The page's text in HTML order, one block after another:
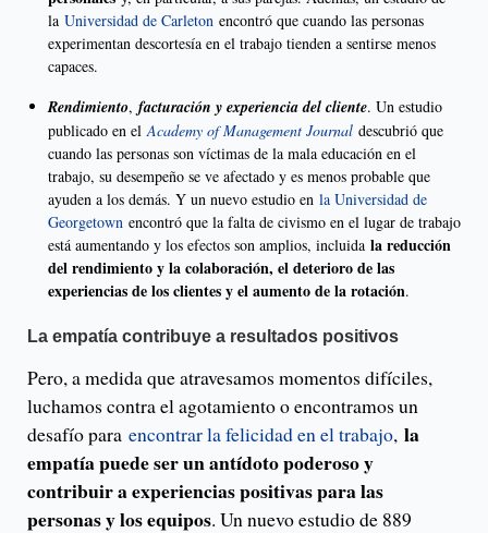
la Universidad de Carleton encontró que cuando las personas
experimentan descortesía en el trabajo tienden a sentirse menos
capaces.
Rendimiento, facturación y experiencia del cliente. Un estudio
publicado en elAcademy of Management Journal descubrió que
cuando las personas son víctimas de la mala educación en el
trabajo, su desempeño se ve afectado y es menos probable que
ayuden a los demás. Y un nuevo estudio en la Universidad de
Georgetown encontró que la falta de civismo en el lugar de trabajo
está aumentando y los efectos son amplios, incluida la reducción
del rendimiento y la colaboración, el deterioro de las
experiencias de los clientes y el aumento de la rotación.
La empatía contribuye a resultados positivos
Pero, a medida que atravesamos momentos difíciles,
luchamos contra el agotamiento o encontramos un
desafío para encontrar la felicidad en el trabajo, la
empatía puede ser un antídoto poderoso y
contribuir a experiencias positivas para las
personas y los equipos. Un nuevo estudio de 889